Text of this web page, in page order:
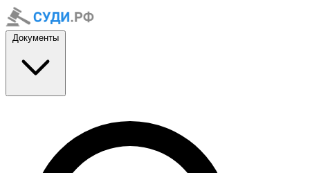
Документы